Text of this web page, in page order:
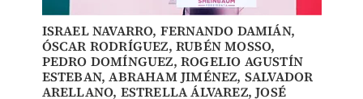
ISRAEL NAVARRO, FERNANDO DAMIÁN,
ÓSCAR RODRÍGUEZ, RUBÉN MOSSO,
PEDRO DOMÍNGUEZ, ROGELIO AGUSTÍN
ESTEBAN,ABRAHAM JIMÉNEZ, SALVADOR
ARELLANO, ESTRELLA ÁLVAREZ, JOSÉ